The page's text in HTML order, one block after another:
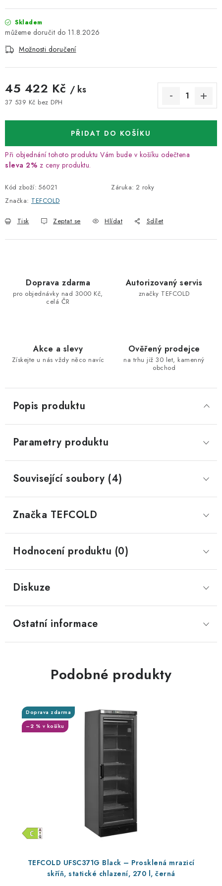
Skladem
11.8.2026
Možnosti doručení
45 422 Kč / ks
37 539 Kč bez DPH
PŘIDAT DO KOŠÍKU
Při objednání tohoto produktu Vám bude v košíku odečtena
sleva 2% z ceny produktu.
Kód zboží: 56021 Záruka: 2 roky
Značka: TEFCOLD
Tisk Zeptat se Hlídat Sdílet
Doprava zdarma
pro objednávky nad 3000 Kč,
celá ČR
Autorizovaný servis
značky TEFCOLD
Akce a slevy
Získejte u nás vždy něco navíc
Ověřený prodejce
na trhu již 30 let, kamenný
obchod
Popis produktu
Parametry produktu
Související soubory (4)
Značka TEFCOLD
Hodnocení produktu (0)
Diskuze
Ostatní informace
Podobné produkty
TEFCOLD UFSC371G Black – Prosklená mrazicí
skříň, statické chlazení, 270 l, černá
Doprava zdarma
–2 % v košíku